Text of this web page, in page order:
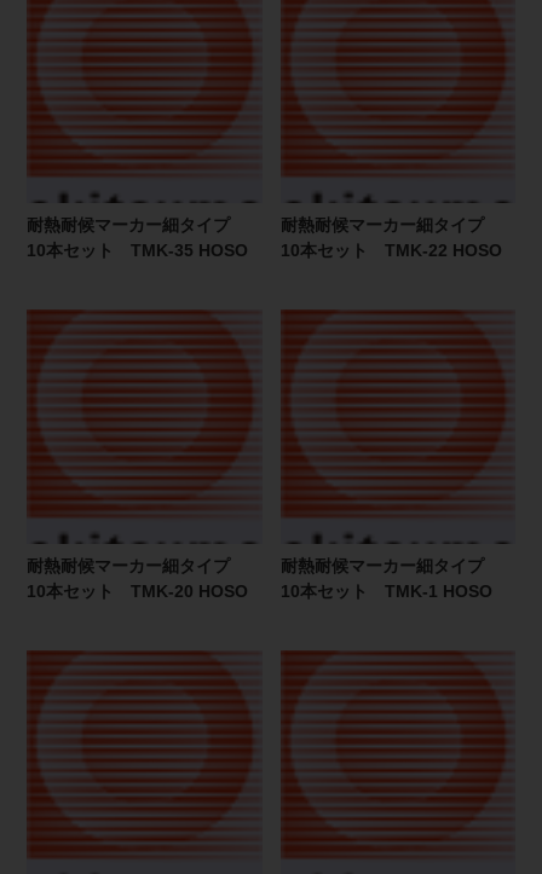
耐熱耐候マーカー細タイプ
10本セット TMK-35 HOSO
耐熱耐候マーカー細タイプ
10本セット TMK-22 HOSO
耐熱耐候マーカー細タイプ
10本セット TMK-20 HOSO
耐熱耐候マーカー細タイプ
10本セット TMK-1 HOSO